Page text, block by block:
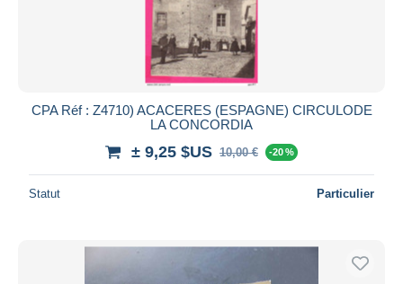
CPA Réf : Z4710) ACACERES (ESPAGNE) CIRCULODE
LA CONCORDIA
± 9,25 $US 10,00 € -20 %
Statut Particulier